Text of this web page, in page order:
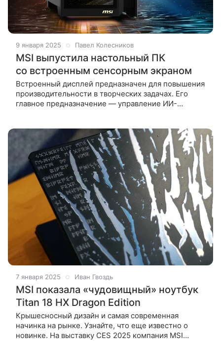
9 января 2025 Павел Колесников
MSI выпустила настольный ПК
со встроенным сенсорным экраном
Встроенный дисплей предназначен для повышения
производительности в творческих задачах. Его
главное предназначение — управление ИИ-
7 января 2025 Иван Гвоздь
MSI показала «чудовищный» ноутбук
Titan 18 HX Dragon Edition
Крышесносный дизайн и самая современная
начинка на рынке. Узнайте, что еще известно о
новинке. На выставку CES 2025 компания MSI